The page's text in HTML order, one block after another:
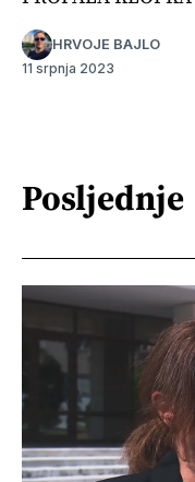
HRVOJE BAJLO
11 srpnja 2023
Posljednje